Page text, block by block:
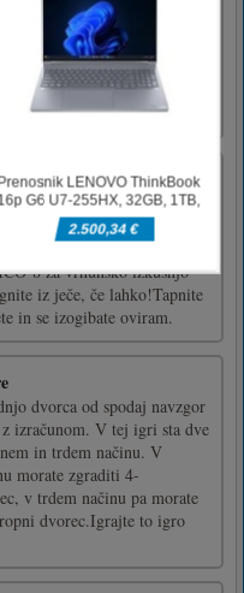
temo. Cilj igre je
streljanja na fliper in
Star Pinball 3D
scenarijev, ali jih boste
akcijska retro platformna
gumbom, ki temelji na
prinaša najboljše iz
8 za vrhunsko izkušnjo
iz ječe, če lahko!Tapnite
in se izogibate oviram.
dvorca od spodaj navzgor
izračunom. V tej igri sta dve
in trdem načinu. V
morate zgraditi 4-
v trdem načinu pa morate
dvorec.Igrajte to igro